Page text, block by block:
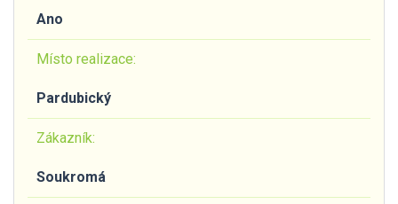
Ano
Místo realizace:
Pardubický
Zákazník:
Soukromá